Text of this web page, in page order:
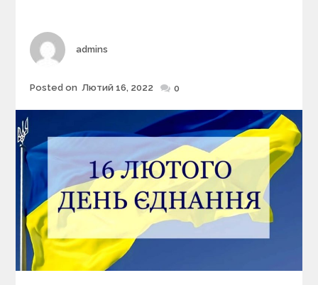
r
s
Author
admins
Posted
Posted on Лютий 16, 2022 0